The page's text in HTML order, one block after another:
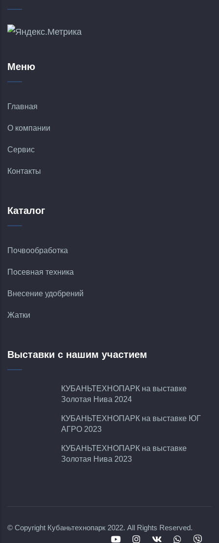
Меню
Главная
О компании
Сервис
Контакты
Каталог
Почвообработка
Посевная техника
Внесение удобрений
Жатки
Выставки с нашим участием
КУБАНЬТЕХНОПАРК на выставке
Золотая Нива 2024
КУБАНЬТЕХНОПАРК на выставке ЮГ
АГРО 2023
КУБАНЬТЕХНОПАРК на выставке
Золотая Нива 2023
© Copyright Кубаньтехнопарк 2022. All Rights Reserved.